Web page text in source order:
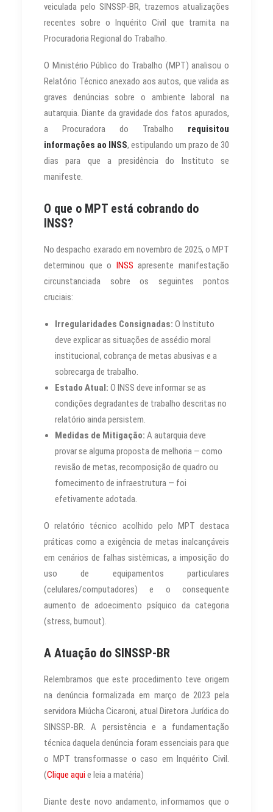
veiculada pelo SINSSP-BR, trazemos atualizações
recentes sobre o Inquérito Civil que tramita na
Procuradoria Regional do Trabalho.
O Ministério Público do Trabalho (MPT) analisou o
Relatório Técnico anexado aos autos, que valida as
graves denúncias sobre o ambiente laboral na
autarquia. Diante da gravidade dos fatos apurados,
a Procuradora do Trabalho requisitou
informações ao INSS, estipulando um prazo de 30
dias para que a presidência do Instituto se
manifeste.
O que o MPT está cobrando do
INSS?
No despacho exarado em novembro de 2025, o MPT
determinou que o INSS apresente manifestação
circunstanciada sobre os seguintes pontos
cruciais:
Irregularidades Consignadas: O Instituto
deve explicar as situações de assédio moral
institucional, cobrança de metas abusivas e a
sobrecarga de trabalho.
Estado Atual: O INSS deve informar se as
condições degradantes de trabalho descritas no
relatório ainda persistem.
Medidas de Mitigação: A autarquia deve
provar se alguma proposta de melhoria — como
revisão de metas, recomposição de quadro ou
fornecimento de infraestrutura — foi
efetivamente adotada.
O relatório técnico acolhido pelo MPT destaca
práticas como a exigência de metas inalcançáveis
em cenários de falhas sistêmicas, a imposição do
uso de equipamentos particulares
(celulares/computadores) e o consequente
aumento de adoecimento psíquico da categoria
(stress, burnout).
A Atuação do SINSSP-BR
Relembramos que este procedimento teve origem
na denúncia formalizada em março de 2023 pela
servidora Miúcha Cicaroni, atual Diretora Jurídica do
SINSSP-BR. A persistência e a fundamentação
técnica daquela denúncia foram essenciais para que
o MPT transformasse o caso em Inquérito Civil.
(Clique aqui e leia a matéria)
Diante deste novo andamento, informamos que o